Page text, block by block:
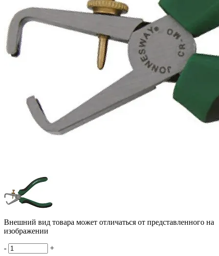
Внешний вид товара может отличаться от представленного на
изображении
- +